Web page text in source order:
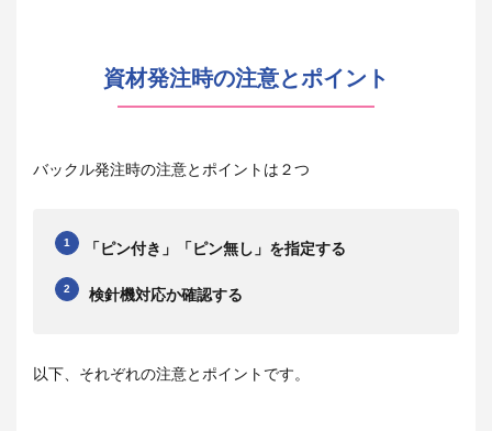
資材発注時の注意とポイント
バックル発注時の注意とポイントは２つ
「ピン付き」「ピン無し」を指定する
検針機対応か確認する
以下、それぞれの注意とポイントです。